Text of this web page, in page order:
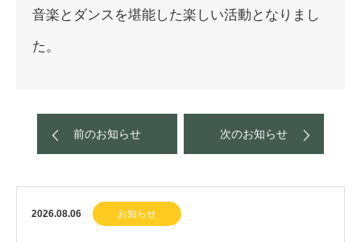
音楽とダンスを堪能した楽しい活動となりまし
た。
前のお知らせ 次のお知らせ
2026.08.06 お知らせ